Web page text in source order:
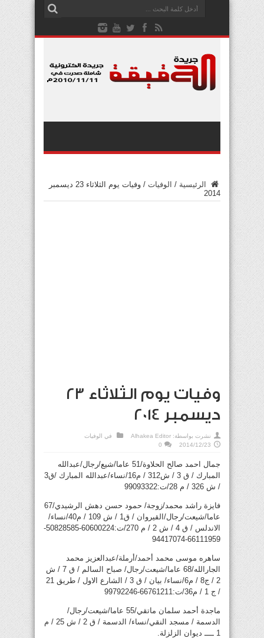
الرئيسية / الوفيات /
وفيات يوم الثلاثاء 23 ديسمبر
2014
وفيات يوم الثلاثاء 23
ديسمبر 2014
نشرت بواسطة: Alhakea Editor في الوفيات
2014/12/23
0
جمال احمد صالح الحلاوة/51 عاما/شيع/رجال/عبدالله
المبارك / ق 3 / ش312 / م16/نساء/عبدالله المبارك /ق3
/ ش 326 / م 28/ت:99093322
فايزة راشد محمد/زوجة/ حمود حسن دهش الرشيدي/67
عاما/شيعت/رجال/القيروان / ق1 / ش 109 / م40/نساء/
الاندلس / ق 4 / ش 2 / م 270/ت:60600224-50828585-
66111959-94417074
ساهره موسى محمد أحمد/أرملة/عبدالعزيز محمد
الجارالله/68 عاما/شيعت/رجال/ صباح السالم / ق 7 / ش
2 / ج8 / م6/نساء/ بيان / ق 3 / الشارع الاول / طريق 21
/ ج 1 / م36/ت:66761211-99792246
ماجدة أحمد سلمان ماتقي/55 عاما/شيعت/رجال/
الدسمة / مسجد النقي/نساء/ الدسمة / ق 2 / ش 25 / م
1 ــــ ديوان الزلزلة.